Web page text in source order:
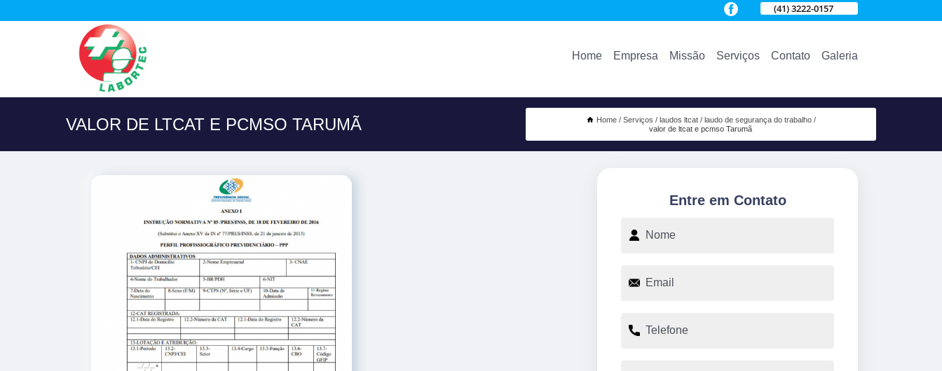
(41) 3222-0157
Home Empresa Missão Serviços Contato Galeria
VALOR DE LTCAT E PCMSO TARUMÃ Home Serviços laudos ltcat
laudo de segurança do trabalho
valor de ltcat e pcmso Tarumã
Entre em Contato